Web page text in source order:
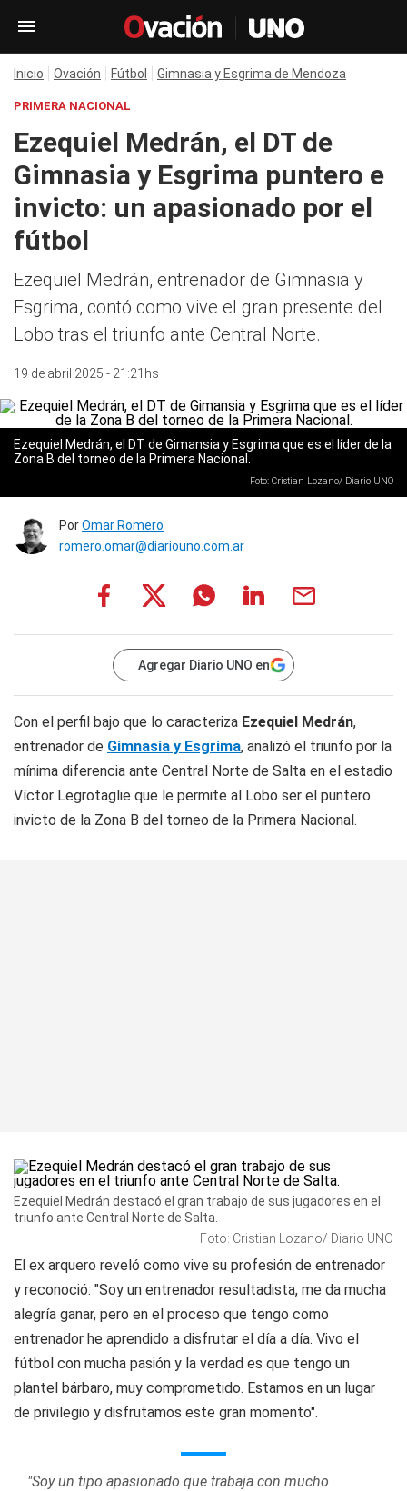
Inicio Ovación Fútbol Gimnasia y Esgrima de Mendoza
PRIMERA NACIONAL
Ezequiel Medrán, el DT de
Gimnasia y Esgrima puntero e
invicto: un apasionado por el
fútbol
Ezequiel Medrán, entrenador de Gimnasia y
Esgrima, contó como vive el gran presente del
Lobo tras el triunfo ante Central Norte.
19 de abril 2025 - 21:21hs
Ezequiel Medrán, el DT de Gimansia y Esgrima que es el líder de la
Zona B del torneo de la Primera Nacional.
Foto: Cristian Lozano/ Diario UNO
PorOmar Romero
romero.omar@diariouno.com.ar
Agregar Diario UNO en
Con el perfil bajo que lo caracteriza Ezequiel Medrán,
entrenador de Gimnasia y Esgrima, analizó el triunfo por la
mínima diferencia ante Central Norte de Salta en el estadio
Víctor Legrotaglie que le permite al Lobo ser el puntero
invicto de la Zona B del torneo de la Primera Nacional.
Ezequiel Medrán destacó el gran trabajo de sus jugadores en el
triunfo ante Central Norte de Salta.
Foto: Cristian Lozano/ Diario UNO
El ex arquero reveló como vive su profesión de entrenador
y reconoció: "Soy un entrenador resultadista, me da mucha
alegría ganar, pero en el proceso que tengo como
entrenador he aprendido a disfrutar el día a día. Vivo el
fútbol con mucha pasión y la verdad es que tengo un
plantel bárbaro, muy comprometido. Estamos en un lugar
de privilegio y disfrutamos este gran momento".
"Soy un tipo apasionado que trabaja con mucho